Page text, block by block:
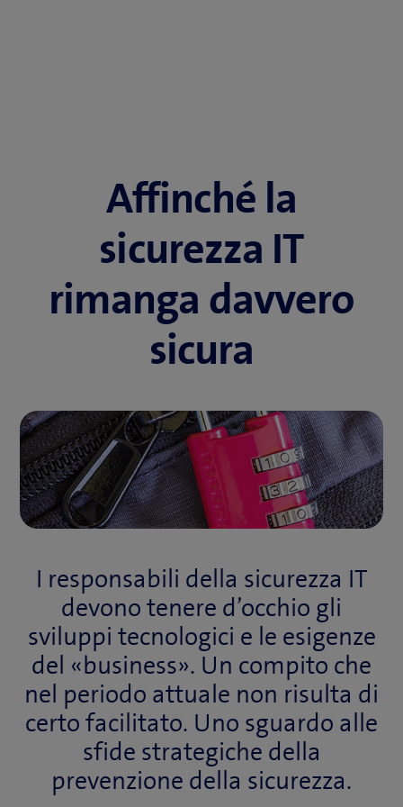
Affinché la
sicurezza IT
rimanga davvero
sicura
I responsabili della sicurezza IT
devono tenere d’occhio gli
sviluppi tecnologici e le esigenze
del «business». Un compito che
nel periodo attuale non risulta di
certo facilitato. Uno sguardo alle
sfide strategiche della
prevenzione della sicurezza.